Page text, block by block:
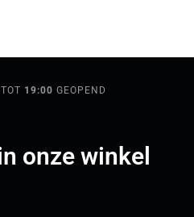
19:00GEOPEND
onze winkel